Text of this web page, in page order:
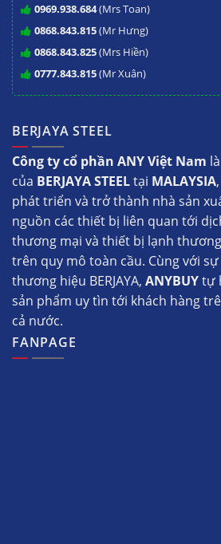
0969.938.684(Mrs Toan)
0868.843.815(Mr Hưng)
0868.843.825(Mrs Hiền)
0777.843.815(Mr Xuân)
BERJAYA STEEL
Công ty cổ phần ANY Việt Nam
của BERJAYA STEELtại MALAYSIA
phát triển và trở thành nhà sản
nguồn các thiết bị liên quan tới
thương mại và thiết bị lạnh
trên quy mô toàn cầu. Cùng với
thương hiệu BERJAYA, ANYBUYtự
sản phẩm uy tìn tới khách hàng
cả nước.
FANPAGE